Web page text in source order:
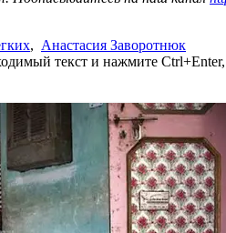
, Анастасия Заворотнюк
текст и нажмите